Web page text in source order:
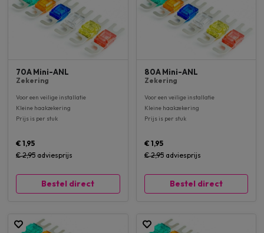
70A Mini-ANL
Zekering
Voor een veilige installatie
Kleine haakzekering
Prijs is per stuk
€ 1,95
€ 2,95 adviesprijs
Bestel direct
80A Mini-ANL
Zekering
Voor een veilige installatie
Kleine haakzekering
Prijs is per stuk
€ 1,95
€ 2,95adviesprijs
Bestel direct